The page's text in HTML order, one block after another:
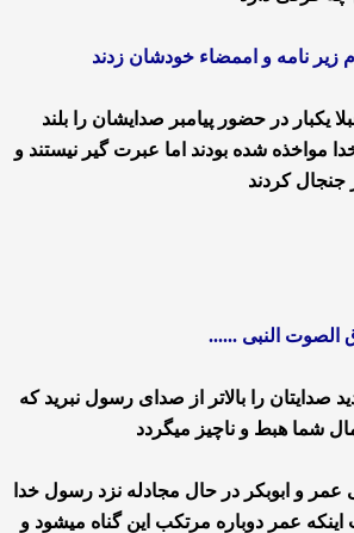
نامه و اممضاء خودشان زدند
یکبار در حضور پیامبر صدایشان را بلند
مواخذه شده بودند اما عبرت گیر نیستند و
جنجال کردند
الصوت النبی ......
صدایتان را بالاتر از صدای رسول نبرید که
شما هبط و ناچیز میگردد
عمر و ابوبکر در حال مجادله نزد رسول خدا
عمر دوباره مرتکب این گناه میشود و